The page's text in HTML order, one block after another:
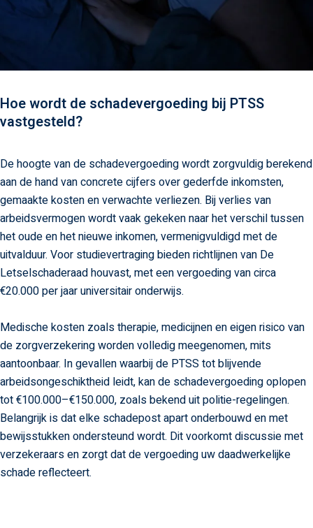
Hoe wordt de schadevergoeding bij PTSS
vastgesteld?
De hoogte van de schadevergoeding wordt zorgvuldig berekend
aan de hand van concrete cijfers over gederfde inkomsten,
gemaakte kosten en verwachte verliezen. Bij verlies van
arbeidsvermogen wordt vaak gekeken naar het verschil tussen
het oude en het nieuwe inkomen, vermenigvuldigd met de
uitvalduur. Voor studievertraging bieden richtlijnen van De
Letselschaderaad houvast, met een vergoeding van circa
€20.000 per jaar universitair onderwijs.
Medische kosten zoals therapie, medicijnen en eigen risico van
de zorgverzekering worden volledig meegenomen, mits
aantoonbaar. In gevallen waarbij de PTSS tot blijvende
arbeidsongeschiktheid leidt, kan de schadevergoeding oplopen
tot €100.000–€150.000, zoals bekend uit politie-regelingen.
Belangrijk is dat elke schadepost apart onderbouwd en met
bewijsstukken ondersteund wordt. Dit voorkomt discussie met
verzekeraars en zorgt dat de vergoeding uw daadwerkelijke
schade reflecteert.